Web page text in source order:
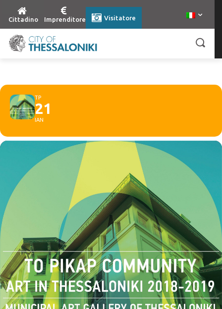
Cittadino Imprenditore Visitatore
ΤΡ
21
ΙΑΝ